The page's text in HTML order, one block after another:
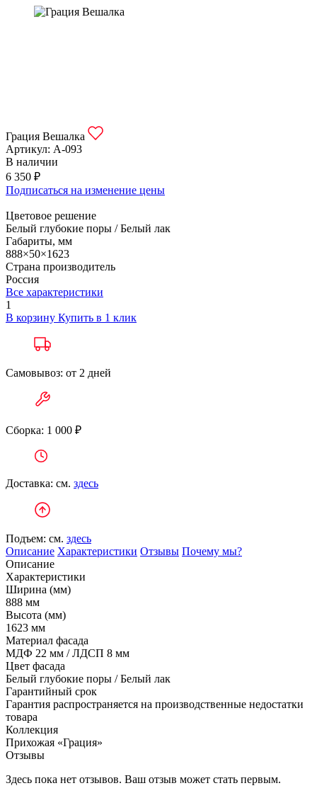
Грация Вешалка
Артикул: А-093
В наличии
6 350 ₽
Подписаться на изменение цены
Цветовое решение
Белый глубокие поры / Белый лак
Габариты, мм
888×50×1623
Страна производитель
Россия
Все характеристики
1
В корзину Купить в 1 клик
Самовывоз: от 2 дней
Сборка: 1 000 ₽
Доставка: см. здесь
Подъем: см. здесь
Описание Характеристики Отзывы Почему мы?
Описание
Характеристики
Ширина (мм)
888 мм
Высота (мм)
1623 мм
Материал фасада
МДФ 22 мм / ЛДСП 8 мм
Цвет фасада
Белый глубокие поры / Белый лак
Гарантийный срок
Гарантия распространяется на производственные недостатки
товара
Коллекция
Прихожая «Грация»
Отзывы
Здесь пока нет отзывов. Ваш отзыв может стать первым.